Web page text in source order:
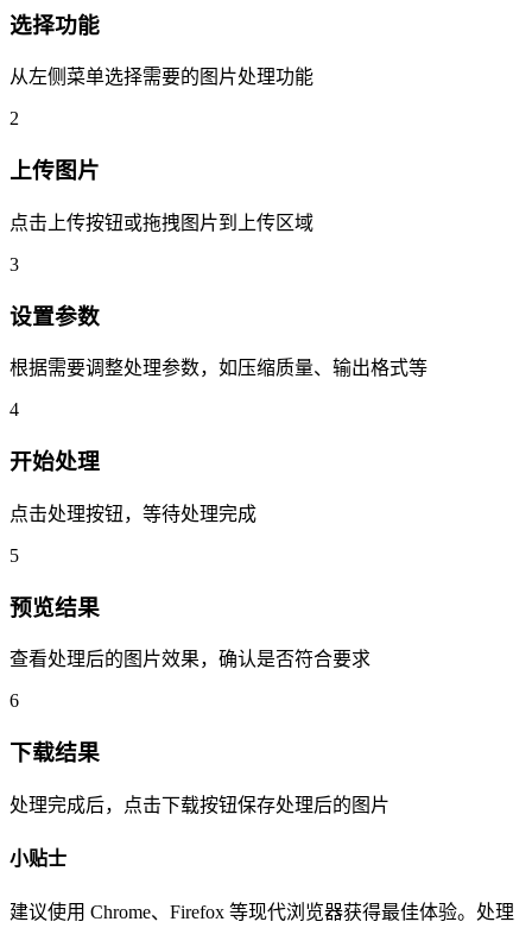
选择功能
从左侧菜单选择需要的图片处理功能
2
上传图片
点击上传按钮或拖拽图片到上传区域
3
设置参数
根据需要调整处理参数，如压缩质量、输出格式等
4
开始处理
点击处理按钮，等待处理完成
5
预览结果
查看处理后的图片效果，确认是否符合要求
6
下载结果
处理完成后，点击下载按钮保存处理后的图片
小贴士
建议使用 Chrome、Firefox 等现代浏览器获得最佳体验。处理